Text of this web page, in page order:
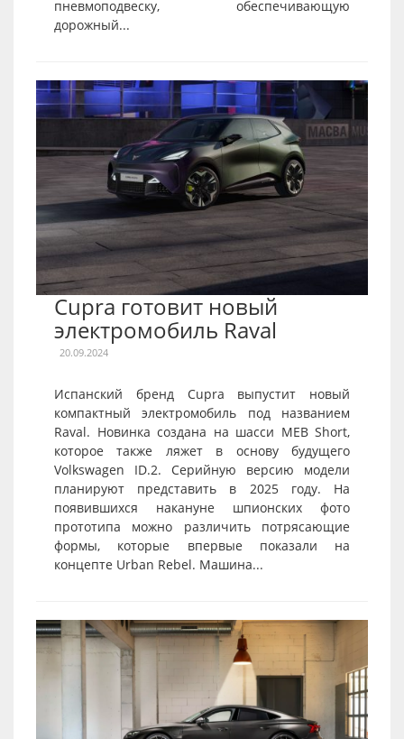
пневмоподвеску, обеспечивающую
дорожный...
Cupra готовит новый
электромобиль Raval
20.09.2024
Испанский бренд Cupra выпустит новый
компактный электромобиль под названием
Raval. Новинка создана на шасси MEB Short,
которое также ляжет в основу будущего
Volkswagen ID.2. Серийную версию модели
планируют представить в 2025 году. На
появившихся накануне шпионских фото
прототипа можно различить потрясающие
формы, которые впервые показали на
концепте Urban Rebel. Машина...